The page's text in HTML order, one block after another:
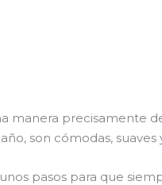
manera precisamente
son cómodas, suaves
pasos para que